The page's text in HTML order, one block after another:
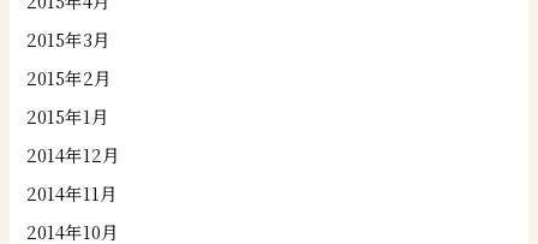
2015年3月
2015年2月
2015年1月
2014年12月
2014年11月
2014年10月